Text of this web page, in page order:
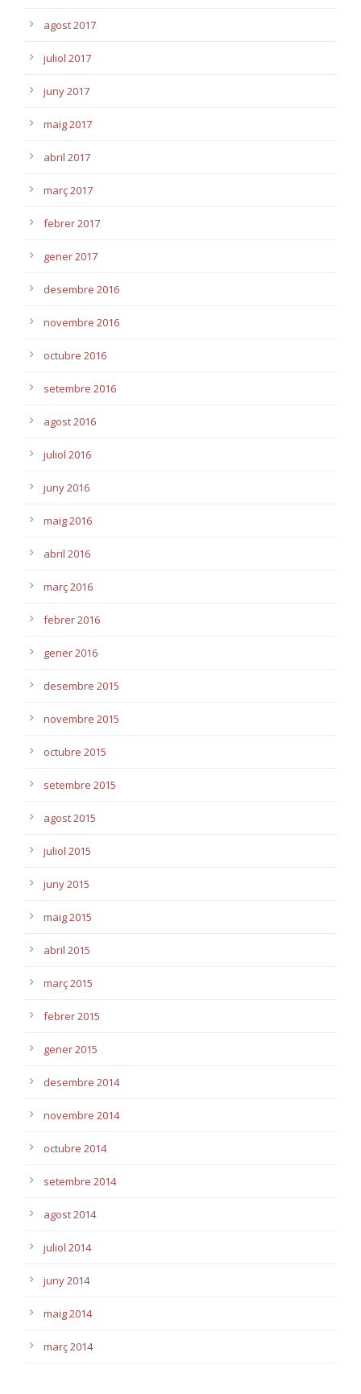
agost 2017
juliol 2017
juny 2017
maig 2017
abril 2017
març 2017
febrer 2017
gener 2017
desembre 2016
novembre 2016
octubre 2016
setembre 2016
agost 2016
juliol 2016
juny 2016
maig 2016
abril 2016
març 2016
febrer 2016
gener 2016
desembre 2015
novembre 2015
octubre 2015
setembre 2015
agost 2015
juliol 2015
juny 2015
maig 2015
abril 2015
març 2015
febrer 2015
gener 2015
desembre 2014
novembre 2014
octubre 2014
setembre 2014
agost 2014
juliol 2014
juny 2014
maig 2014
març 2014